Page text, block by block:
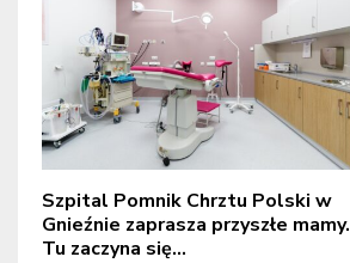
Szpital Pomnik Chrztu Polski w
Gnieźnie zaprasza przyszłe mamy.
Tu zaczyna się...